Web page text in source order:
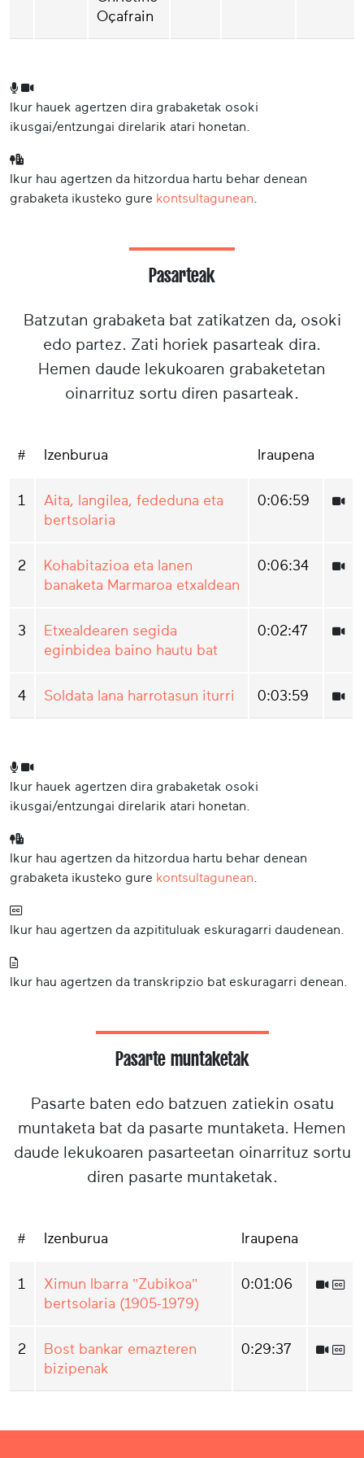
Oçafrain
Ikur hauek agertzen dira grabaketak osoki
ikusgai/entzungai direlarik atari honetan.
Ikur hau agertzen da hitzordua hartu behar denean
grabaketa ikusteko gure kontsultagunean
Pasarteak
Batzutan grabaketa bat zatikatzen da, osoki
edo partez. Zati horiek pasarteak dira.
Hemen daude lekukoaren grabaketetan
oinarrituz sortu diren pasarteak.
# Izenburua Iraupena
1
Aita, langilea, fededuna eta
bertsolaria
0:06:59
2
Kohabitazioa eta lanen
banaketa Marmaroa etxaldean
0:06:34
3
Etxealdearen segida
eginbidea baino hautu bat
0:02:47
4 Soldata lana harrotasun iturri 0:03:59
Ikur hauek agertzen dira grabaketak osoki
ikusgai/entzungai direlarik atari honetan.
Ikur hau agertzen da hitzordua hartu behar denean
grabaketa ikusteko gure kontsultagunean
Ikur hau agertzen da azpitituluak eskuragarri daudenean.
Ikur hau agertzen da transkripzio bat eskuragarri denean.
Pasarte muntaketak
Pasarte baten edo batzuen zatiekin osatu
muntaketa bat da pasarte muntaketa. Hemen
daude lekukoaren pasarteetan oinarrituz sortu
diren pasarte muntaketak.
# Izenburua Iraupena
1
Ximun Ibarra "Zubikoa"
bertsolaria (1905-1979)
0:01:06
2
Bost bankar emazteren
bizipenak
0:29:37